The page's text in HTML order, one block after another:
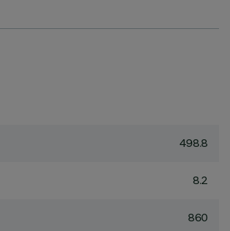
498.8
8.2
860